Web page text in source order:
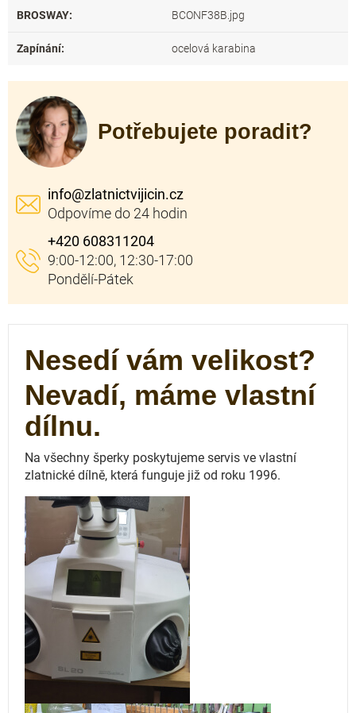
BROSWAY: BCONF38B.jpg
Zapínání: ocelová karabina
Potřebujete poradit?
info@zlatnictvijicin.cz
+420 608311204
Nesedí vám velikost?
Nevadí, máme vlastní
dílnu.
Na všechny šperky poskytujeme servis ve vlastní
zlatnické dílně, která funguje již od roku 1996.